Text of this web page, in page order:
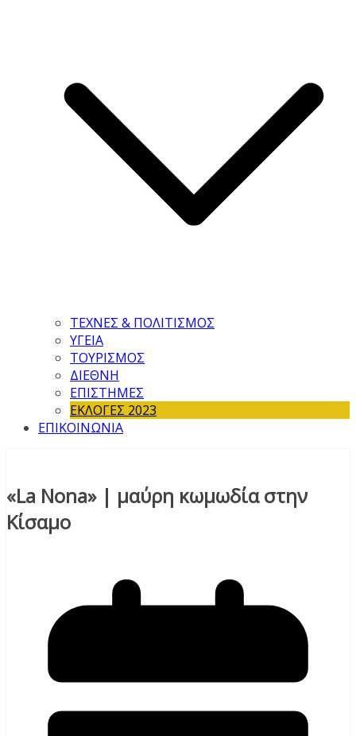
ΤΕΧΝΕΣ & ΠΟΛΙΤΙΣΜΟΣ
ΥΓΕΙΑ
ΤΟΥΡΙΣΜΟΣ
ΔΙΕΘΝΗ
ΕΠΙΣΤΗΜΕΣ
ΕΚΛΟΓΕΣ 2023
ΕΠΙΚΟΙΝΩΝΙΑ
«La Nona» | μαύρη κωμωδία στην
Κίσαμο